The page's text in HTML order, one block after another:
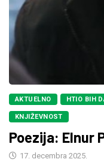
AKTUELNO HTIO BIH
KNJIŽEVNOST
Poezija: Elnur
17. decembra 2025.